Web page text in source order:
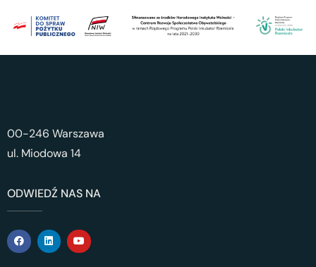
00-246 Warszawa
ul. Miodowa 14
ODWIEDŹ NAS NA